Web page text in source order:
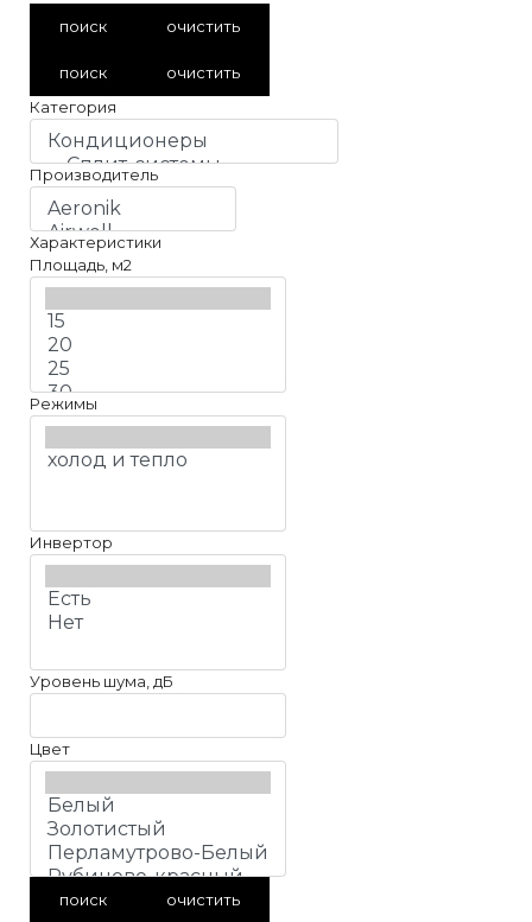
поиск очистить
поиск
очистить
Категория
Производитель
Характеристики
Площадь, м2
Режимы
Инвертор
Уровень шума, дБ
Цвет
поиск очистить